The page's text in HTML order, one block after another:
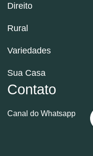
Direito
Rural
Variedades
Sua Casa
Contato
Canal do Whatsapp